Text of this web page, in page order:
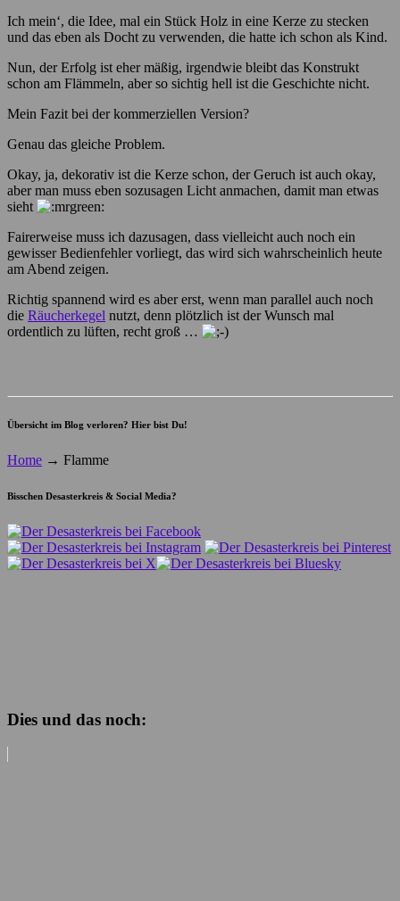
Ich mein‘, die Idee, mal ein Stück Holz in eine Kerze zu stecken
und das eben als Docht zu verwenden, die hatte ich schon als Kind.
Nun, der Erfolg ist eher mäßig, irgendwie bleibt das Konstrukt
schon am Flämmeln, aber so sichtig hell ist die Geschichte nicht.
Mein Fazit bei der kommerziellen Version?
Genau das gleiche Problem.
Okay, ja, dekorativ ist die Kerze schon, der Geruch ist auch okay,
aber man muss eben sozusagen Licht anmachen, damit man etwas
sieht
Fairerweise muss ich dazusagen, dass vielleicht auch noch ein
gewisser Bedienfehler vorliegt, das wird sich wahrscheinlich heute
am Abend zeigen.
Richtig spannend wird es aber erst, wenn man parallel auch noch
die Räucherkegel nutzt, denn plötzlich ist der Wunsch mal
ordentlich zu lüften, recht groß …
Übersicht im Blog verloren? Hier bist Du!
Home → Flamme
Bisschen Desasterkreis & Social Media?
Dies und das noch: